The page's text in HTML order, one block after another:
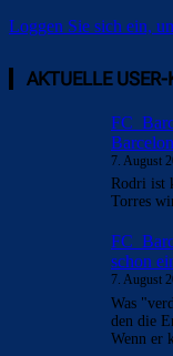
Loggen Sie sich ein,
AKTUELLE
7. August
Rodri ist
Torres
schon
7. August
Was
den die
Wenn er